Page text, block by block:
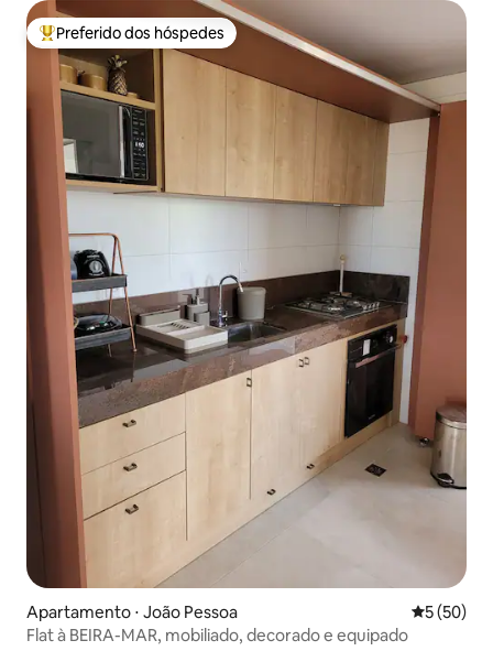
Entre os melhores preferidos dos hóspedes
Preferido dos hóspedes
Apartamento ⋅ João Pessoa 5 de uma
5 (50)
Flat à BEIRA-MAR, mobiliado, decorado e equipado